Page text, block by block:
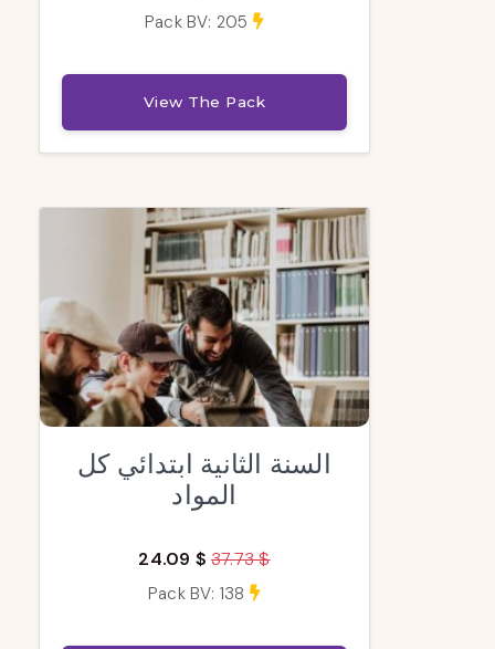
Pack BV: 205
View The Pack
السنة الثانية ابتدائي كل
المواد
24.09 $ 37.73 $
Pack BV: 138